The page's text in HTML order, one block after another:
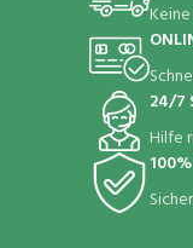
24/7
Hilfe